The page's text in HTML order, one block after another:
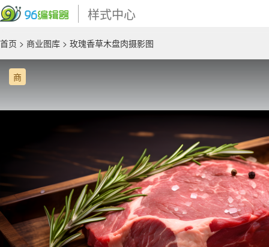
样式中心
首页 > 商业图库 > 玫瑰香草木盘肉摄影图
商